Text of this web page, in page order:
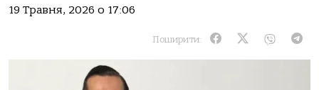
19 Травня, 2026 о 17:06
Поширити: